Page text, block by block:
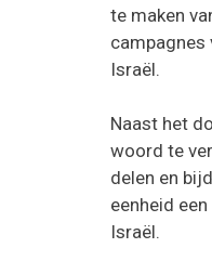
te maken
campagnes
Israël.
Naast het
woord te
delen en
eenheid
Israël.